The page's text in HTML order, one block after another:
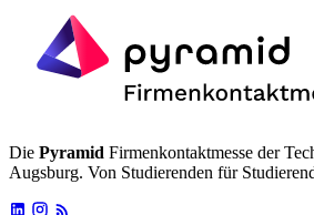
Die Pyramid Firmenkontaktmesse der
Augsburg. Von Studierenden für